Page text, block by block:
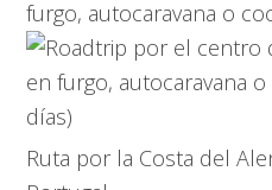
furgo, autocaravana o
Ruta por la Costa del